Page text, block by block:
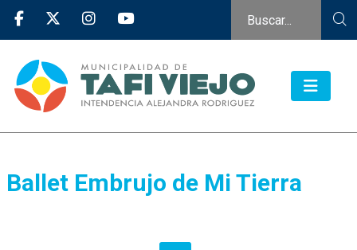
Ballet Embrujo de Mi Tierra